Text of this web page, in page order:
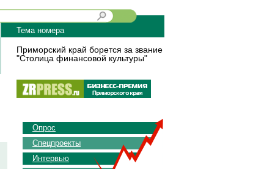
Тема номера
Приморский край борется за звание
"Столица финансовой культуры"
Опрос
Спецпроекты
Интервью